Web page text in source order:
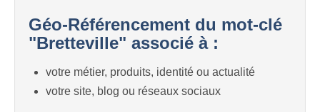
Géo-Référencement du mot-clé
"Bretteville" associé à :
votre métier, produits, identité ou actualité
votre site, blog ou réseaux sociaux